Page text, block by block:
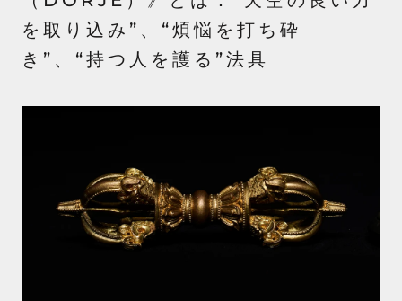
を取り込み”、“煩悩を打ち砕
き”、“持つ人を護る”法具